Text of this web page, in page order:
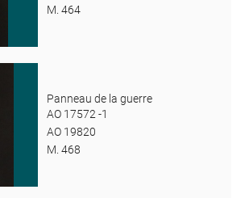
M. 464
Panneau de la guerre
AO 17572 -1
AO 19820
M. 468